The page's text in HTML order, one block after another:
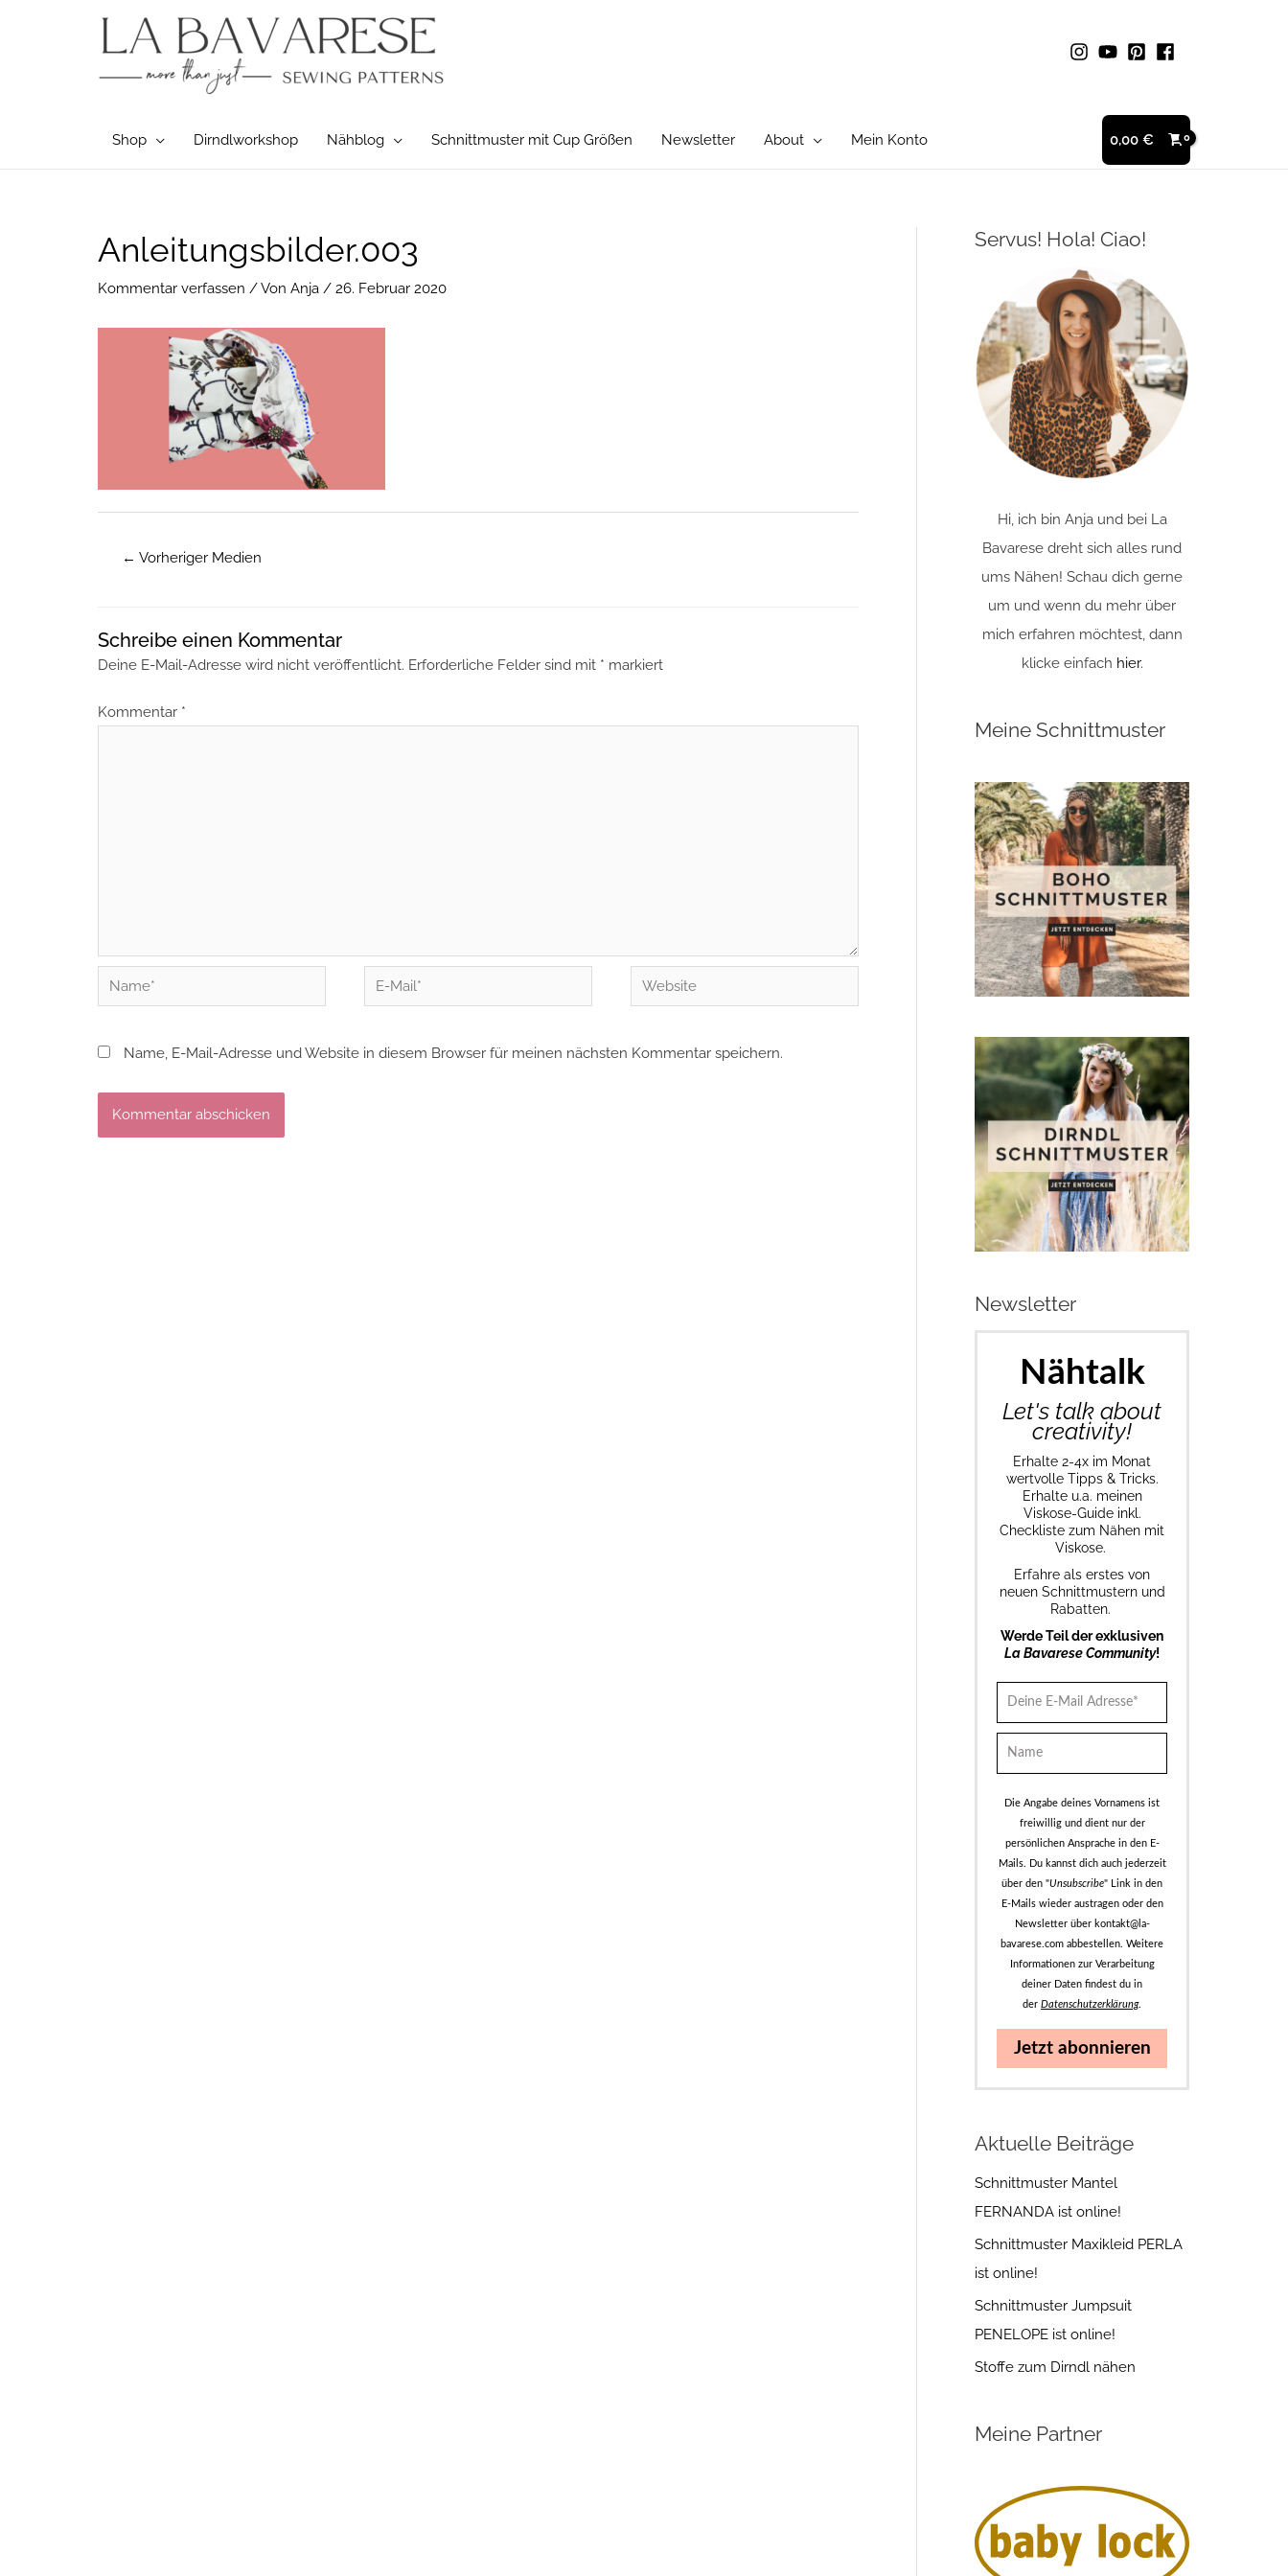
Shop Dirndlworkshop Nähblog Schnittmuster mit Cup Größen Newsletter About Mein Konto 0,00 €
Anleitungsbilder.003
Kommentar verfassen / Von Anja / 26. Februar 2020
Post
navigation
← Vorheriger Medien
Schreibe einen Kommentar
Deine E-Mail-Adresse wird nicht veröffentlicht. Erforderliche Felder sind mit * markiert
Kommentar *
Name*
E-
Mail*
Website
Name, E-Mail-Adresse und Website in diesem Browser für meinen nächsten Kommentar speichern.
Servus! Hola! Ciao!
Hi, ich bin Anja und bei La
Bavarese dreht sich alles rund
ums Nähen! Schau dich gerne
um und wenn du mehr über
mich erfahren möchtest, dann
klicke einfach hier.
Meine Schnittmuster
Newsletter
Nähtalk
Let's talk about
creativity!
Erhalte 2-4x im Monat
wertvolle Tipps & Tricks.
Erhalte u.a. meinen
Viskose-Guide inkl.
Checkliste zum Nähen mit
Viskose.
Erfahre als erstes von
neuen Schnittmustern und
Rabatten.
Werde Teil der exklusiven
La Bavarese Community!
Die Angabe deines Vornamens ist
freiwillig und dient nur der
persönlichen Ansprache in den E-
Mails. Du kannst dich auch jederzeit
über den "Unsubscribe" Link in den
E-Mails wieder austragen oder den
Newsletter über kontakt@la-
bavarese.com abbestellen. Weitere
Informationen zur Verarbeitung
deiner Daten findest du in
der Datenschutzerklärung.
Jetzt abonnieren
Aktuelle Beiträge
Schnittmuster Mantel
FERNANDA ist online!
Schnittmuster Maxikleid PERLA
ist online!
Schnittmuster Jumpsuit
PENELOPE ist online!
Stoffe zum Dirndl nähen
Meine Partner